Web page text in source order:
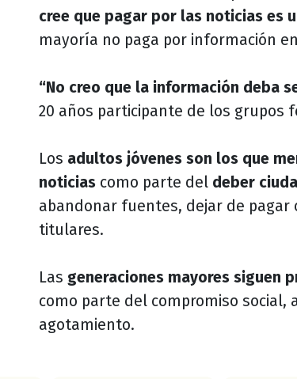
cree que pagar por las noticias es
mayoría no paga por información
“No creo que la información deba
20 años participante de los grupos
Los adultos jóvenes son los que
noticiascomo parte del deber
abandonar fuentes, dejar de pagar
titulares.
Las generaciones mayores siguen
como parte del compromiso social,
agotamiento.